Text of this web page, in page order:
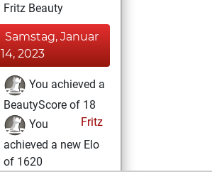
Fritz Beauty
Samstag, Januar
14, 2023
You achieved a
BeautyScore of 18
Fritz
You
achieved a new Elo
of 1620